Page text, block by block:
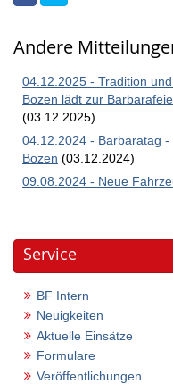
Andere
04.12.2025 - Tradition
Bozen lädt zur
(03.12.2025)
04.12.2024 - Barbaratag
Bozen (03.12.2024)
09.08.2024 - Neue
Service
BF Intern
Neuigkeiten
Aktuelle Einsätze
Formulare
Veröffentlichungen